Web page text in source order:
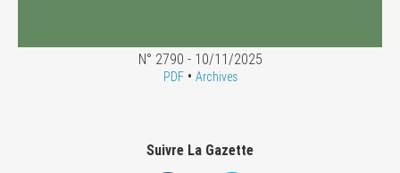
N° 2790 - 10/11/2025
PDF• Archives
Suivre La Gazette